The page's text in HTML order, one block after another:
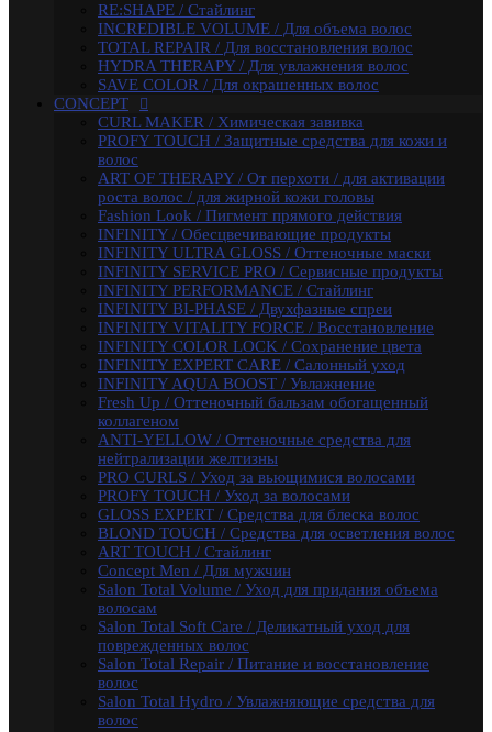
INFINITY PERFORMANCE / Стайлинг
INFINITY BI-PHASE / Двухфазные спреи
INFINITY VITALITY FORCE / Восстановление
INFINITY COLOR LOCK / Сохранение цвета
INFINITY EXPERT CARE / Салонный уход
INFINITY AQUA BOOST / Увлажнение
Fresh Up / Оттеночный бальзам обогащенный
коллагеном
ANTI-YELLOW / Оттеночные средства для
нейтрализации желтизны
PRO CURLS / Уход за вьющимися волосами
PROFY TOUCH / Уход за волосами
GLOSS EXPERT / Средства для блеска волос
BLOND TOUCH / Средства для осветления волос
ART TOUCH / Стайлинг
Concept Men / Для мужчин
Salon Total Volume / Уход для придания объема
волосам
Salon Total Soft Care / Деликатный уход для
поврежденных волос
Salon Total Repair / Питание и восстановление волос
Salon Total Hydro / Увлажняющие средства для волос
Salon Total Colorsaver / Уход за окрашенными
волосами
Salon Total Basic / Уход для всех типов волос
PEPTIDE FORCE / Пептидное восстановление
NEXT LEVEL BLOND / Комплекс для создания и
поддержания блонда
DETOX POWER / Уход
BONDING SYSTEM / Уход с бондинг-комплексом
BIOTIN SECRETS / Укрепляющий уход
Окрашивание волос / Ambient, MYPOINT
CALEIDO COLORS / Пигменты прямого
действия
Перманентная крем-краска для волос Ambient
(150 оттенков)
Специальные оттенки для блондинок
RE:SHAPE / Стайлинг
INCREDIBLE VOLUME / Для объема волос
TOTAL REPAIR / Для восстановления волос
HYDRA THERAPY / Для увлажнения волос
SAVE COLOR / Для окрашенных волос
CONCEPT
CURL MAKER / Химическая завивка
PROFY TOUCH / Защитные средства для кожи и
волос
ART OF THERAPY / От перхоти / для активации
роста волос / для жирной кожи головы
Fashion Look / Пигмент прямого действия
INFINITY / Обесцвечивающие продукты
INFINITY ULTRA GLOSS / Оттеночные маски
INFINITY SERVICE PRO / Сервисные продукты
INFINITY PERFORMANCE / Стайлинг
INFINITY BI-PHASE / Двухфазные спреи
INFINITY VITALITY FORCE / Восстановление
INFINITY COLOR LOCK / Сохранение цвета
INFINITY EXPERT CARE / Салонный уход
INFINITY AQUA BOOST / Увлажнение
Fresh Up / Оттеночный бальзам обогащенный
коллагеном
ANTI-YELLOW / Оттеночные средства для
нейтрализации желтизны
PRO CURLS / Уход за вьющимися волосами
PROFY TOUCH / Уход за волосами
GLOSS EXPERT / Средства для блеска волос
BLOND TOUCH / Средства для осветления волос
ART TOUCH / Стайлинг
Concept Men / Для мужчин
Salon Total Volume / Уход для придания объема
волосам
Salon Total Soft Care / Деликатный уход для
поврежденных волос
Salon Total Repair / Питание и восстановление
волос
Salon Total Hydro / Увлажняющие средства для
волос